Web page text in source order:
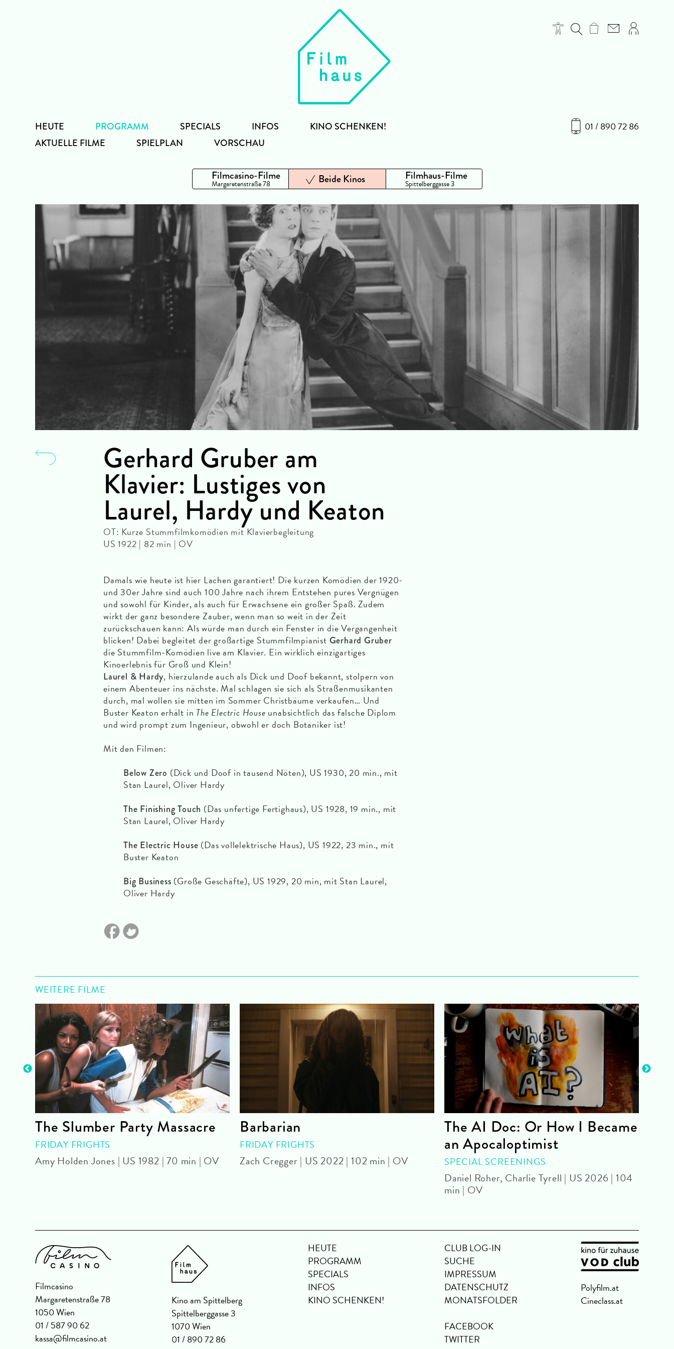
01 / 890 72 86
HEUTE
PROGRAMM
AKTUELLE FILME
SPIELPLAN VORSCHAU
SPECIALS INFOS KINO SCHENKEN!
Filmcasino-Filme
Margaretenstraße 78 Beide Kinos Filmhaus-Filme
Spittelberggasse 3
Gerhard Gruber am
Klavier: Lustiges von
Laurel, Hardy und Keaton
OT: Kurze Stummfilmkomödien mit Klavierbegleitung
US 1922 | 82 min | OV
Damals wie heute ist hier Lachen garantiert! Die kurzen Komödien der 1920-
und 30er Jahre sind auch 100 Jahre nach ihrem Entstehen pures Vergnügen
und sowohl für Kinder, als auch für Erwachsene ein großer Spaß. Zudem
wirkt der ganz besondere Zauber, wenn man so weit in der Zeit
zurückschauen kann: Als würde man durch ein Fenster in die Vergangenheit
blicken! Dabei begleitet der großartige Stummfilmpianist Gerhard Gruber
die Stummfilm-Komödien live am Klavier. Ein wirklich einzigartiges
Kinoerlebnis für Groß und Klein!
Laurel & Hardy, hierzulande auch als Dick und Doof bekannt, stolpern von
einem Abenteuer ins nächste. Mal schlagen sie sich als Straßenmusikanten
durch, mal wollen sie mitten im Sommer Christbäume verkaufen… Und
Buster Keaton erhält in The Electric House unabsichtlich das falsche Diplom
und wird prompt zum Ingenieur, obwohl er doch Botaniker ist!
Mit den Filmen:
Below Zero (Dick und Doof in tausend Nöten), US 1930, 20 min., mit
Stan Laurel, Oliver Hardy
The Finishing Touch (Das unfertige Fertighaus), US 1928, 19 min., mit
Stan Laurel, Oliver Hardy
The Electric House (Das vollelektrische Haus), US 1922, 23 min., mit
Buster Keaton
Big Business (Große Geschäfte), US 1929, 20 min, mit Stan Laurel,
Oliver Hardy
WEITERE FILME
The Slumber Party Massacre
FRIDAY FRIGHTS
Amy Holden Jones | US 1982 | 70 min | OV
Barbarian
FRIDAY FRIGHTS
Zach Cregger | US 2022 | 102 min | OV
The AI Doc: Or How I Became
an Apocaloptimist
SPECIAL SCREENINGS
Daniel Roher, Charlie Tyrell | US 2026 | 104
min | OV
Filmcasino
Margaretenstraße 78
1050 Wien
01 / 587 90 62
kassa@filmcasino.at
Kino am Spittelberg
Spittelberggasse 3
1070 Wien
01 / 890 72 86
HEUTE
PROGRAMM
SPECIALS
INFOS
KINO SCHENKEN!
CLUB LOG-IN
SUCHE
IMPRESSUM
DATENSCHUTZ
MONATSFOLDER
FACEBOOK
TWITTER
Polyfilm.at
Cineclass.at